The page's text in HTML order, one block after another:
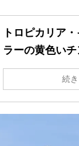
トロピカリア
ラーの黄色い
続